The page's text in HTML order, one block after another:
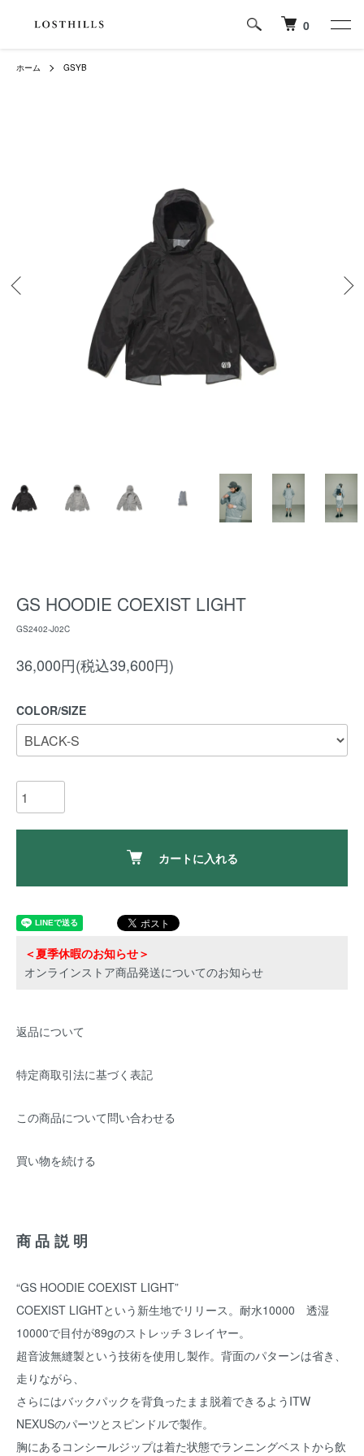
0
ホーム GSYB
GS HOODIE COEXIST LIGHT
GS2402-J02C
36,000円(税込39,600円)
COLOR/SIZE
カートに入れる
＜夏季休暇のお知らせ＞
オンラインストア商品発送についてのお知らせ
返品について
特定商取引法に基づく表記
この商品について問い合わせる
買い物を続ける
商品説明
“GS HOODIE COEXIST LIGHT”
COEXIST LIGHTという新生地でリリース。耐水10000 透湿
10000で目付が89gのストレッチ３レイヤー。
超音波無縫製という技術を使用し製作。背面のパターンは省き、
走りながら、
さらにはバックパックを背負ったまま脱着できるようITW
NEXUSのパーツとスピンドルで製作。
胸にあるコンシールジップは着た状態でランニングベストから飲